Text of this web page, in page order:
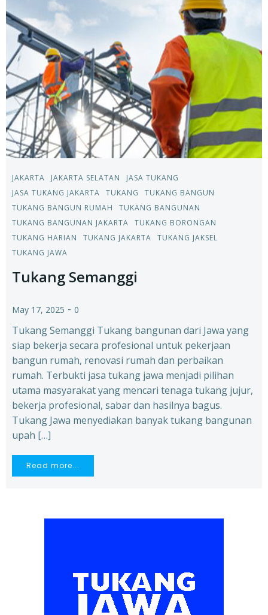
JAKARTA JAKARTA SELATAN
JASA TUKANG
JASA TUKANG JAKARTA
TUKANG
TUKANG BANGUN
TUKANG BANGUN RUMAH
TUKANG BANGUNAN
TUKANG BANGUNAN JAKARTA
TUKANG BORONGAN
TUKANG HARIAN
TUKANG JAKARTA
TUKANG JAKSEL
TUKANG JAWA
Tukang Semanggi
May 17, 2025 - 0
Tukang Semanggi Tukang bangunan dari Jawa yang
siap bekerja secara profesional untuk pekerjaan
bangun rumah, renovasi rumah dan perbaikan
rumah. Terbukti jasa tukang jawa menjadi pilihan
utama masyarakat yang mencari tenaga tukang jujur,
bekerja profesional, sabar dan hasilnya bagus.
Tukang Jawa menyediakan banyak tukang bangunan
upah […]
Read more...